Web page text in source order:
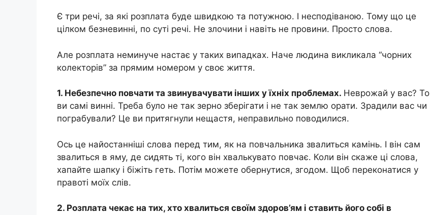
Є три речі, за які розплата буде швидкою та потужною. І несподіваною. Тому що це
цілком безневинні, по суті речі. Не злочини і навіть не провини. Просто слова.
Але розплата неминуче настає у таких випадках. Наче людина викликала “чорних
колекторів” за прямим номером у своє життя.
1. Небезпечно повчати та звинувачувати інших у їхніх проблемах. Неврожай у вас? То
ви самі винні. Треба було не так зерно зберігати і не так землю орати. Зрадили вас чи
пограбували? Це ви притягнули нещастя, неправильно поводилися.
Ось це найостанніші слова перед тим, як на повчальника звалиться камінь. І він сам
звалиться в яму, де сидять ті, кого він хвалькувато повчає. Коли він скаже ці слова,
хапайте шапку і біжіть геть. Потім можете обернутися, згодом. Щоб переконатися у
правоті моїх слів.
2. Розплата чекає на тих, хто хвалиться своїм здоров’ям і ставить його собі в